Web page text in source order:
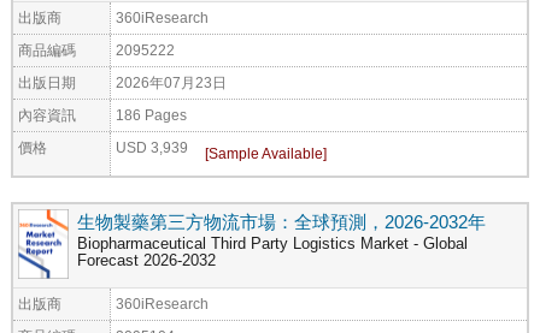
出版商 360iResearch
商品編碼 2095222
出版日期 2026年07月23日
內容資訊 186 Pages
價格 USD 3,939
生物製藥第三方物流市場：全球預測，2026-2032年
Biopharmaceutical Third Party Logistics Market - Global
Forecast 2026-2032
出版商 360iResearch